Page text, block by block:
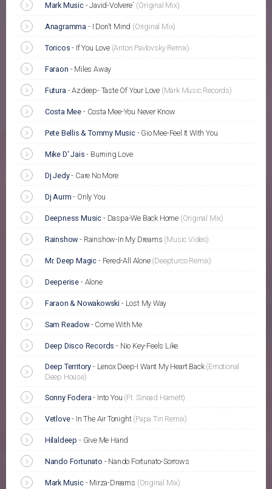
Mark Music-Javid-Volvere´ (Original Mix)
Anagramma - I Don't Mind (Original Mix)
Toricos - If You Love (Anton Pavlovsky Remix)
Faraon - Miles Away
Futura -Azdeep- Taste Of Your Love (Mark Music Records)
Costa Mee - Costa Mee-You Never Know
Pete Bellis & Tommy Music- Gio Mee-Feel It With You
Mike D' Jais - Burning Love
Dj Jedy- Care No More
Dj Aurm - Only You
Deepness Music - Daspa-We Back Home (Original Mix)
Rainshow - Rainshow-In My Dreams (Music Video)
Mr. Deep Magic - Fered-All Alone (Deepturco Remix)
Deeperise - Alone
Faraon & Nowakowski - Lost My Way
Sam Readow- Come With Me
Deep Disco Records - Nio Key-Feels Like
Deep Territory - Lenox Deep-I Want My Heart Back (Emotional
Deep House)
Sonny Fodera - Into You (Ft. Sinead Harnett)
Vetlove- In The Air Tonight (Papa Tin Remix)
Hilaldeep - Give Me Hand
Nando Fortunato - Nando Fortunato-Sorrows
Mark Music- Mirza-Dreams (Original Mix)